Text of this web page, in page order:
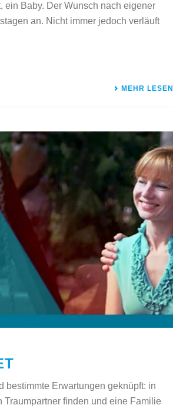
ein Baby. Der Wunsch nach eigener
an. Nicht immer jedoch verläuft
MEHR LESEN
bestimmte Erwartungen geknüpft: in
finden und eine Familie